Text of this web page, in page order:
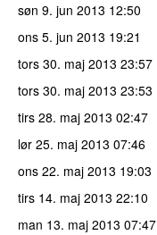
søn 9. jun 2013 12:50
ons 5. jun 2013 19:21
tors 30. maj 2013 23:57
tors 30. maj 2013 23:53
tirs 28. maj 2013 02:47
lør 25. maj 2013 07:46
ons 22. maj 2013 19:03
tirs 14. maj 2013 22:10
man 13. maj 2013 07:47